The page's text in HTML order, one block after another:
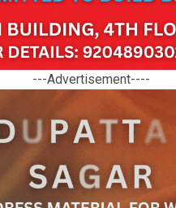
---Advertisement----